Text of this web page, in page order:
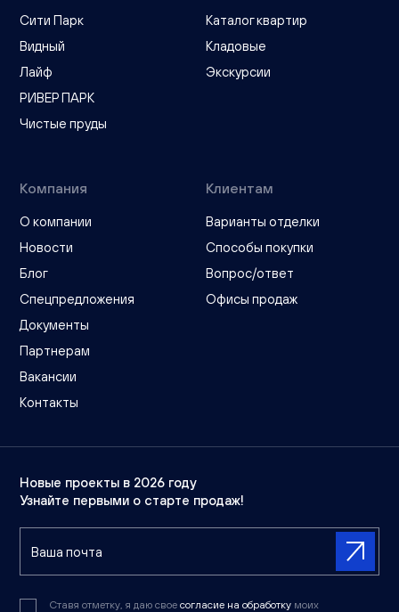
Сити Парк
Видный
Лайф
РИВЕР ПАРК
Чистые пруды
Каталог квартир
Кладовые
Экскурсии
Компания
О компании
Новости
Блог
Спецпредложения
Документы
Партнерам
Вакансии
Контакты
Клиентам
Варианты отделки
Способы покупки
Вопрос/ответ
Офисы продаж
Новые проекты в 2026 году
Узнайте первыми о старте продаж!
Ставя отметку, я даю свое согласие на обработку моих